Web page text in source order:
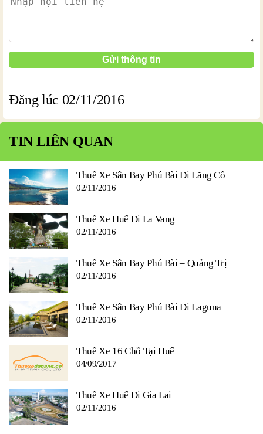
Đăng lúc 02/11/2016
TIN LIÊN QUAN
Thuê Xe Sân Bay Phú Bài Đi Lăng Cô
02/11/2016
Thuê Xe Huế Đi La Vang
02/11/2016
Thuê Xe Sân Bay Phú Bài – Quảng Trị
02/11/2016
Thuê Xe Sân Bay Phú Bài Đi Laguna
02/11/2016
Thuê Xe 16 Chỗ Tại Huế
04/09/2017
Thuê Xe Huế Đi Gia Lai
02/11/2016